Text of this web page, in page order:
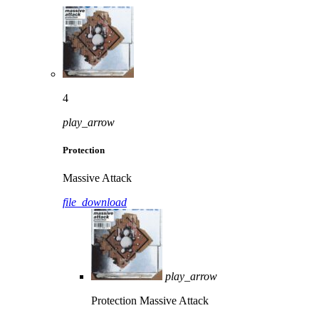
4
play_arrow
Protection
Massive Attack
file_download
play_arrow
Protection Massive Attack